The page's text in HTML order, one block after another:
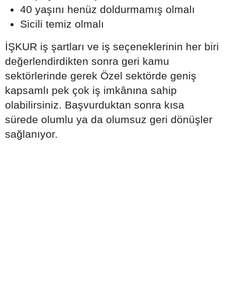
40 yaşını henüz doldurmamış olmalı
Sicili temiz olmalı
İŞKUR iş şartları ve iş seçeneklerinin her biri
değerlendirdikten sonra geri kamu
sektörlerinde gerek Özel sektörde geniş
kapsamlı pek çok iş imkânına sahip
olabilirsiniz. Başvurduktan sonra kısa
sürede olumlu ya da olumsuz geri dönüşler
sağlanıyor.